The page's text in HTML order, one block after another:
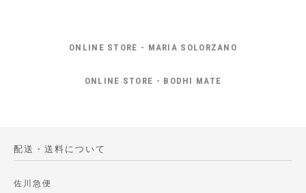
ONLINE STORE - MARIA SOLORZANO
ONLINE STORE - BODHI MATE
配送・送料について
佐川急便